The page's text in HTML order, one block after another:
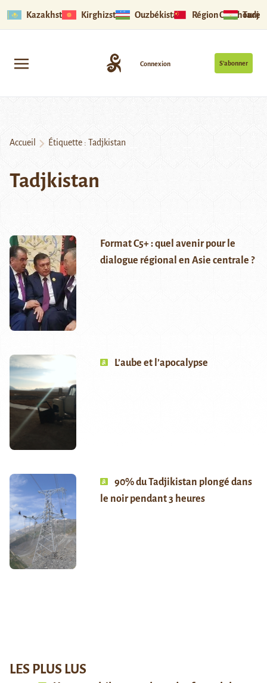
Kazakhstan Kirghizstan Ouzbékistan Région Ouïghoure
S’abonner
Connexion
Accueil Étiquette : Tadjkistan
Tadjkistan
Format C5+ : quel avenir pour le
dialogue régional en Asie centrale ?
L’aube et l’apocalypse
90% du Tadjikistan plongé dans
le noir pendant 3 heures
LES PLUS LUS